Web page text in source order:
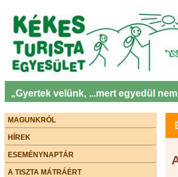
„Gyertek velünk, ...mert egyedül
MAGUNKRÓL
HÍREK
ESEMÉNYNAPTÁR
A TISZTA MÁTRÁÉRT